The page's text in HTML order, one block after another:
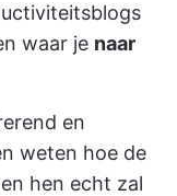
waar je naar
en
weten hoe de
hen echt zal